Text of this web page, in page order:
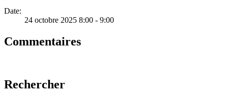
Date:
24 octobre 2025 8:00 - 9:00
Commentaires
Rechercher